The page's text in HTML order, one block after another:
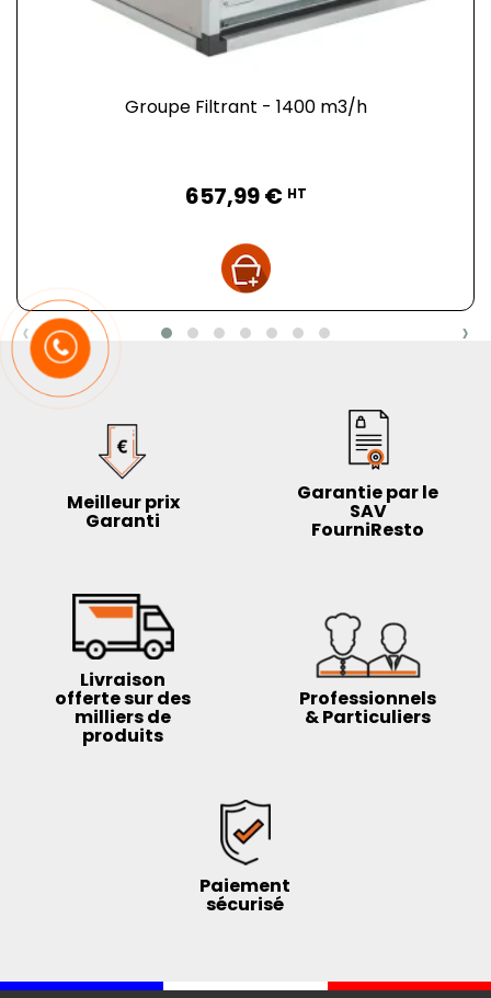
Groupe Filtrant - 1400 m3/h
657,99 € HT
‹ ›
Meilleur prix
Garanti
Garantie par le
SAV
FourniResto
Livraison
offerte sur des
milliers de
produits
Professionnels
& Particuliers
Paiement
sécurisé